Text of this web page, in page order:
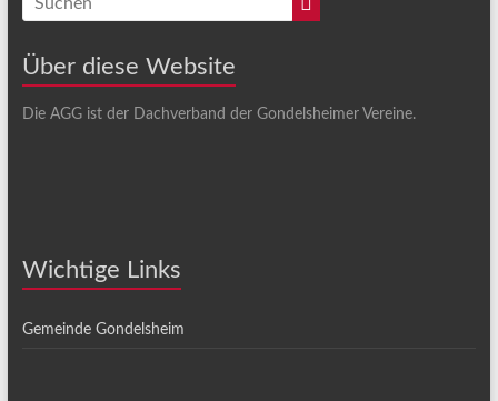
Über diese Website
Die AGG ist der Dachverband der Gondelsheimer Vereine.
Wichtige Links
Gemeinde Gondelsheim